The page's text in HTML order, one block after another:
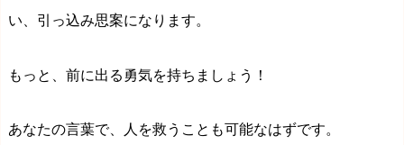
い、引っ込み思案になります。
もっと、前に出る勇気を持ちましょう！
あなたの言葉で、人を救うことも可能なはずです。